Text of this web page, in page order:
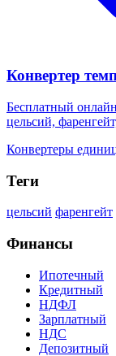
Конвертер
Бесплатный
цельсий,
Конвертеры
Теги
цельсий фаренгейт
Финансы
Ипотечный
Кредитный
НДФЛ
Зарплатный
НДС
Депозитный